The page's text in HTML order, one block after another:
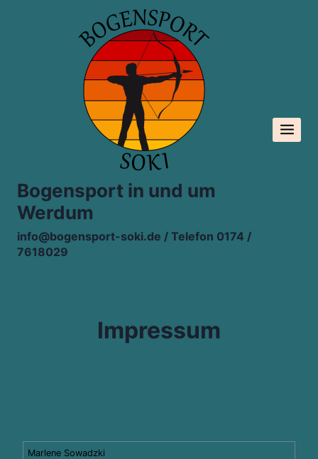
Bogensport in und um
Werdum
info@bogensport-soki.de / Telefon 0174 /
7618029
Impressum
Marlene Sowadzki